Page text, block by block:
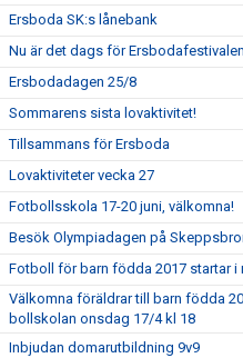
Ersboda SK:s lånebank
Nu är det dags för
Ersbodadagen 25/8
Sommarens sista lovaktivitet!
Tillsammans för Ersboda
Lovaktiviteter vecka 27
Fotbollsskola 17-20 juni, välkomna!
Besök Olympiadagen på
Fotboll för barn födda 2017 startar i
Välkomna föräldrar till barn födda
bollskolan onsdag 17/4 kl 18
Inbjudan domarutbildning 9v9